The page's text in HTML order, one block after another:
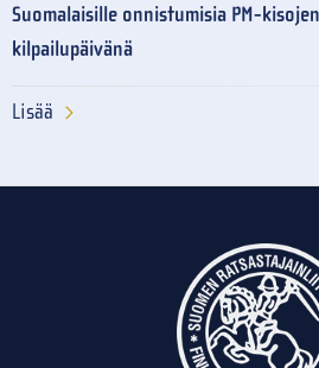
Suomalaisille onnistumisia PM-
kilpailupäivänä
Lisää